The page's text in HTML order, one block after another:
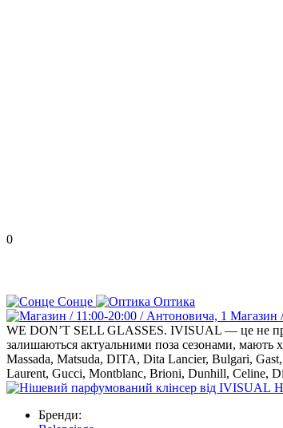
0
Сонце
Оптика
Магазин
WE DON’T SELL GLASSES. IVISUAL — це не
залишаються актуальними поза сезонами, мають
Massada, Matsuda, DITA, Dita Lancier, Bulgari,
Laurent, Gucci, Montblanc, Brioni, Dunhill, Celine,
Бренди: